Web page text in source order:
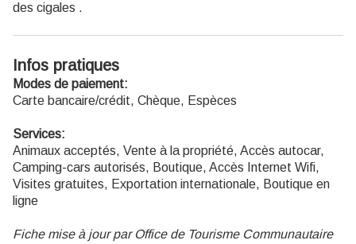
des cigales .
Infos pratiques
Modes de paiement:
Carte bancaire/crédit, Chèque, Espèces
Services:
Animaux acceptés, Vente à la propriété, Accès autocar,
Camping-cars autorisés, Boutique, Accès Internet Wifi,
Visites gratuites, Exportation internationale, Boutique en
ligne
Fiche mise à jour par Office de Tourisme Communautaire